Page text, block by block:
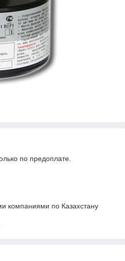
по предоплате.
компаниями по Казахстану